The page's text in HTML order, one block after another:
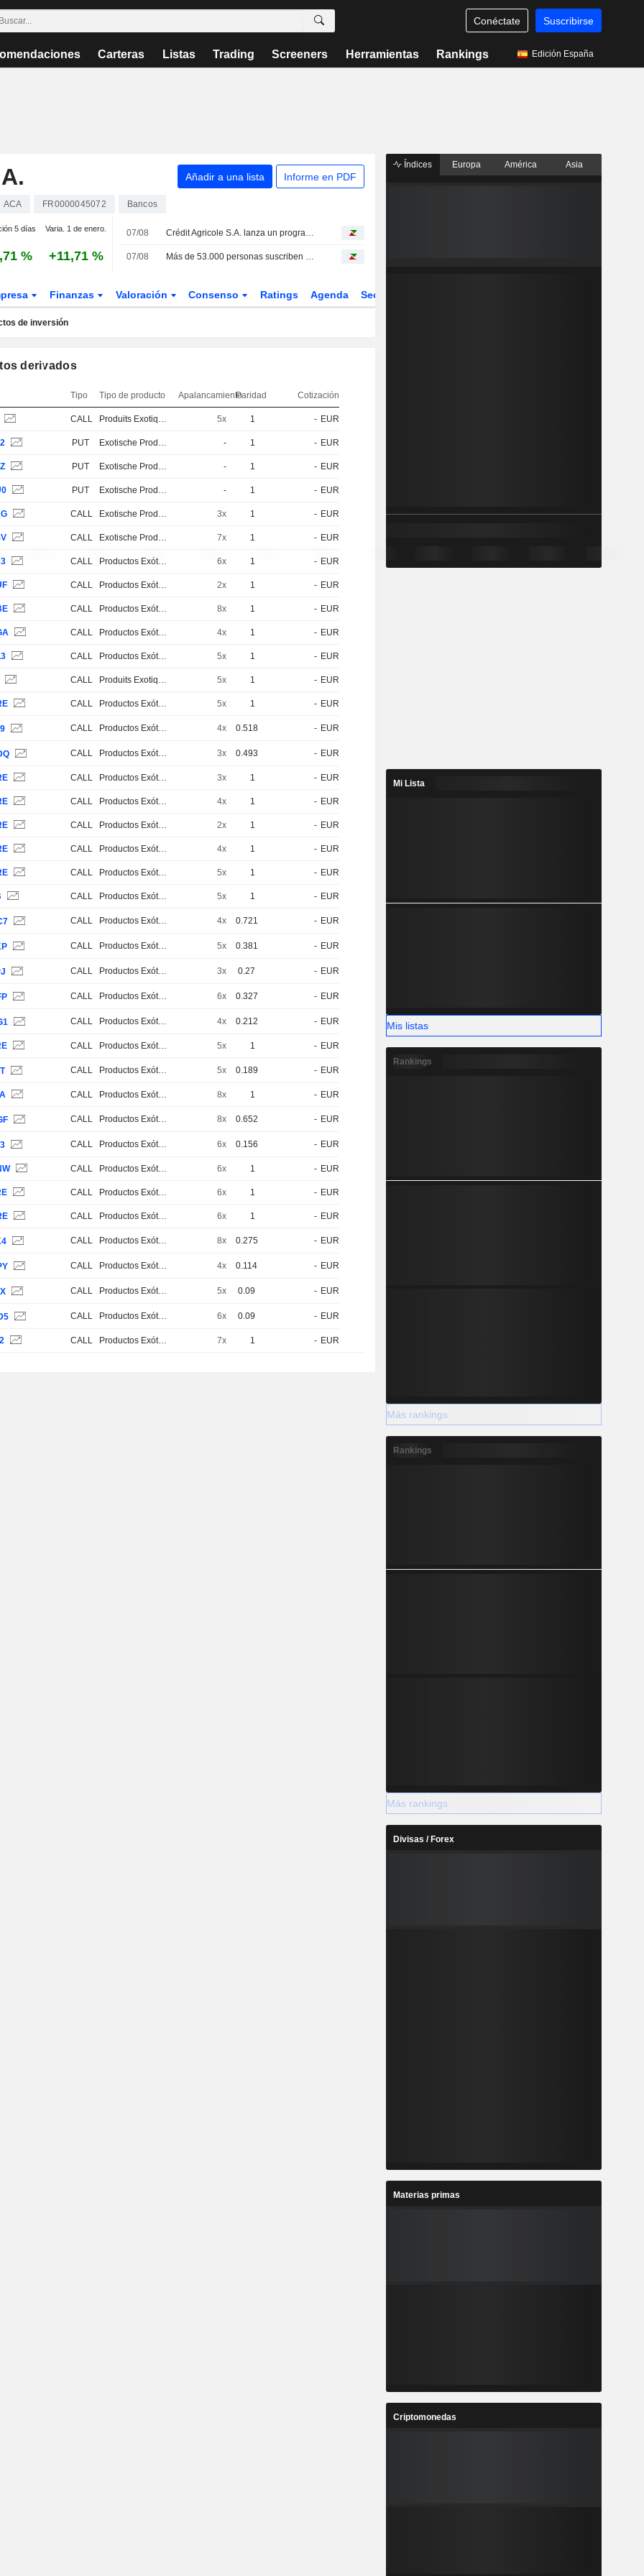
Conéctate Suscribirse
Carteras Listas Trading Screeners Herramientas Rankings Edición España
Añadir a una lista Informe en PDF
ACA FR0000045072 Bancos
5 días Varia. 1 de enero.
% +11,71 %
07/08 Crédit Agricole S.A. lanza un programa de recompra de acciones
07/08 Más de 53.000 personas suscriben la ampliación de capital para empleados 2026 de Crédit Agricole
Finanzas Valoración Consenso Ratings Agenda Sector
de inversión
derivados
Tipo Tipo de producto ApalancamientoParidad Cotización
CALL Produits Exotiques 5x 1 - EUR
PUT Exotische Produkte - 1 - EUR
PUT Exotische Produkte - 1 - EUR
PUT Exotische Produkte - 1 - EUR
CALL Exotische Produkte 3x 1 - EUR
CALL Exotische Produkte 7x 1 - EUR
CALL Productos Exóticos 6x 1 - EUR
CALL Productos Exóticos 2x 1 - EUR
CALL Productos Exóticos 8x 1 - EUR
CALL Productos Exóticos 4x 1 - EUR
CALL Productos Exóticos 5x 1 - EUR
CALL Produits Exotiques 5x 1 - EUR
CALL Productos Exóticos 5x 1 - EUR
CALL Productos Exóticos 4x 0.518 - EUR
CALL Productos Exóticos 3x 0.493 - EUR
CALL Productos Exóticos 3x 1 - EUR
CALL Productos Exóticos 4x 1 - EUR
CALL Productos Exóticos 2x 1 - EUR
CALL Productos Exóticos 4x 1 - EUR
CALL Productos Exóticos 5x 1 - EUR
CALL Productos Exóticos 5x 1 - EUR
CALL Productos Exóticos 4x 0.721 - EUR
CALL Productos Exóticos 5x 0.381 - EUR
CALL Productos Exóticos 3x 0.27 - EUR
CALL Productos Exóticos 6x 0.327 - EUR
CALL Productos Exóticos 4x 0.212 - EUR
CALL Productos Exóticos 5x 1 - EUR
CALL Productos Exóticos 5x 0.189 - EUR
CALL Productos Exóticos 8x 1 - EUR
CALL Productos Exóticos 8x 0.652 - EUR
CALL Productos Exóticos 6x 0.156 - EUR
CALL Productos Exóticos 6x 1 - EUR
CALL Productos Exóticos 6x 1 - EUR
CALL Productos Exóticos 6x 1 - EUR
CALL Productos Exóticos 8x 0.275 - EUR
CALL Productos Exóticos 4x 0.114 - EUR
CALL Productos Exóticos 5x 0.09 - EUR
CALL Productos Exóticos 6x 0.09 - EUR
CALL Productos Exóticos 7x 1 - EUR
Índices Europa América Asia
Mi Lista
Mis listas
Rankings
Más rankings
Rankings
Más rankings
Divisas / Forex
Materias primas
Criptomonedas